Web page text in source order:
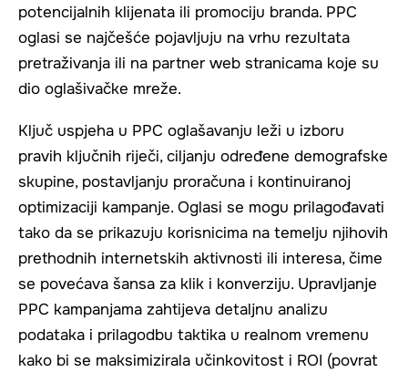
potencijalnih klijenata ili promociju branda. PPC
oglasi se najčešće pojavljuju na vrhu rezultata
pretraživanja ili na partner web stranicama koje su
dio oglašivačke mreže.
Ključ uspjeha u PPC oglašavanju leži u izboru
pravih ključnih riječi, ciljanju određene demografske
skupine, postavljanju proračuna i kontinuiranoj
optimizaciji kampanje. Oglasi se mogu prilagođavati
tako da se prikazuju korisnicima na temelju njihovih
prethodnih internetskih aktivnosti ili interesa, čime
se povećava šansa za klik i konverziju. Upravljanje
PPC kampanjama zahtijeva detaljnu analizu
podataka i prilagodbu taktika u realnom vremenu
kako bi se maksimizirala učinkovitost i ROI (povrat